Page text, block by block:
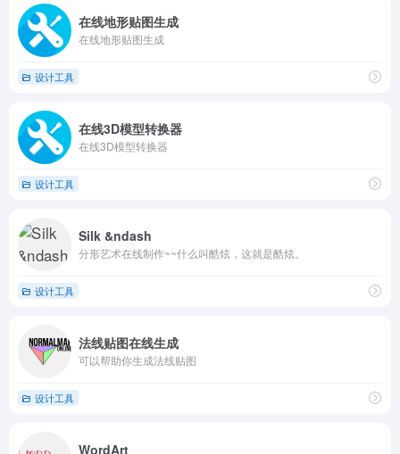
在线地形贴图生成
在线地形贴图生成
设计工具
在线3D模型转换器
在线3D模型转换器
设计工具
Silk &ndash
分形艺术在线制作~~什么叫酷炫，这就是酷炫。
设计工具
法线贴图在线生成
可以帮助你生成法线贴图
设计工具
WordArt